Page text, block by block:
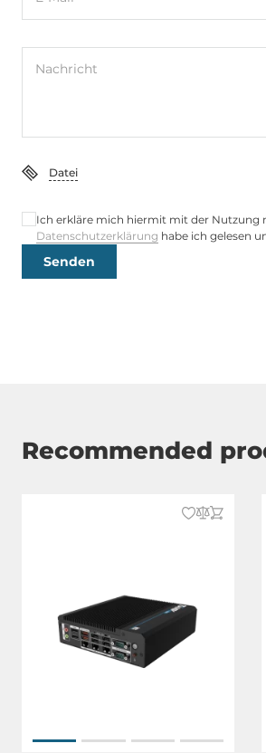
Nachricht
Datei
Ich erkläre mich hiermit mit der Nutzung
Datenschutzerklärung habe ich gelesen
Senden
Recommended